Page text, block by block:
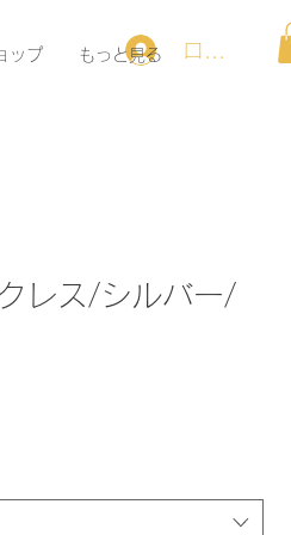
ップ もっと見る ログイン
レス/シルバー/